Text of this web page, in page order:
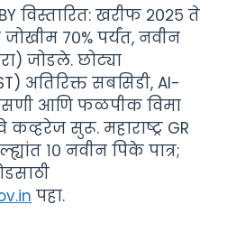
विस्तारित: खरीफ २०२५ ते
जोखीम ७०% पर्यंत, नवीन
जोडले. छोट्या
अतिरिक्त सबसिडी, AI-
आणि फळपीक विमा
कव्हरेज सुरू. महाराष्ट्र GR
१० नवीन पिके पात्र;
पहा.